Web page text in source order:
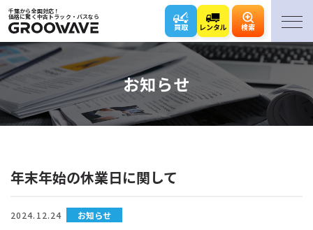
千葉から全国対応！
価格に驚く中古トラック・バスなら
買取 レンタル 検索
お知らせ
年末年始の休業日に関して
2024.12.24 お知らせ